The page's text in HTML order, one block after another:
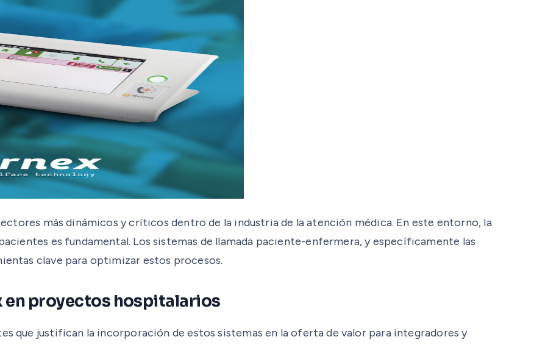
más dinámicos y críticos dentro de la industria de la atención médica. En este entorno, la
es fundamental. Los sistemas de llamada paciente-enfermera, y específicamente las
clave para optimizar estos procesos.
en proyectos hospitalarios
que justifican la incorporación de estos sistemas en la oferta de valor para integradores y